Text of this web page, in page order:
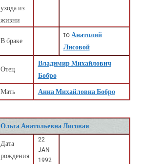
ухода из
жизни
В браке
to Анатолий
Лисовой
Отец
Владимир Михайлович
Бобро
Мать Анна Михайловна Бобро
Ольга Анатольевна Лисовая
Дата
рождения
22
JAN
1992